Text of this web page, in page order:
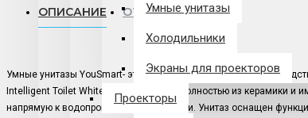
Умные унитазы
Холодильники
Экраны для проекторов
Проекторы
ОПИСАНИЕ ОТЗЫВЫ
Умные унитазы YouSmart- это передовые технологии
Intelligent Toilet White S300 выполнен полностью из керамики и
напрямую к водопроводу и канализации. Унитаз оснащен